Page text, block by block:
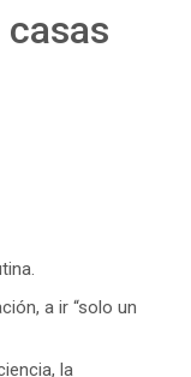
a ir “solo un
la